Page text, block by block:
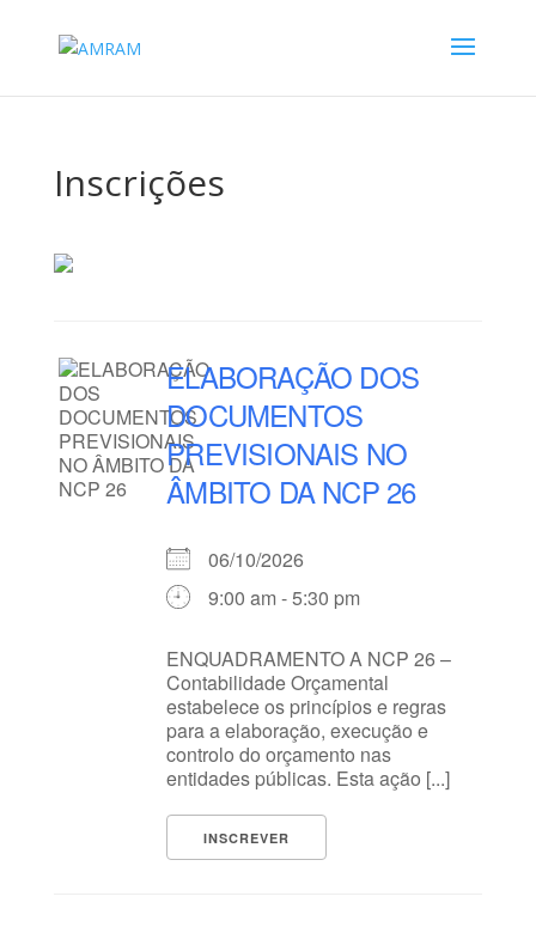
Inscrições
ELABORAÇÃO DOS
DOCUMENTOS
PREVISIONAIS NO
ÂMBITO DA NCP 26
06/10/2026
9:00 am - 5:30 pm
ENQUADRAMENTO A NCP 26 –
Contabilidade Orçamental
estabelece os princípios e regras
para a elaboração, execução e
controlo do orçamento nas
entidades públicas. Esta ação [...]
INSCREVER